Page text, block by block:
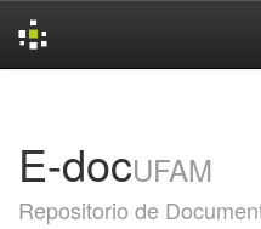
E-docUFAM
Repositorio de